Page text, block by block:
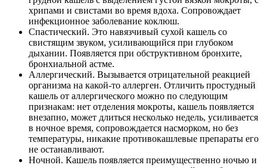
хрипами и свистами во время вдоха. Сопровождает
инфекционное заболевание коклюш.
Спастический. Это навязчивый сухой кашель со
свистящим звуком, усиливающийся при глубоком
дыхании. Появляется при обструктивном бронхите,
бронхиальной астме.
Аллергический. Вызывается отрицательной реакцией
организма на какой-то аллерген. Отличить простудный
кашель от аллергического можно по следующим
признакам: нет отделения мокроты, кашель появляется
внезапно, может длиться несколько недель, усиливается
в ночное время, сопровождается насморком, но без
температуры, никакие противокашлевые препараты его
не останавливают.
Ночной. Кашель появляется преимущественно ночью и